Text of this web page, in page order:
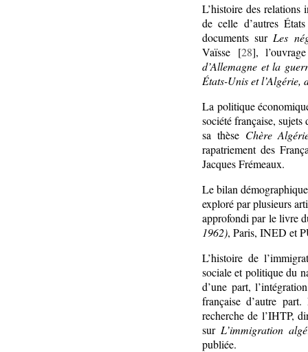
L’histoire des relations
de celle d’autres
documents surLes
Vaïsse [28],
d’Allemagne et la
États-Unis et l’Algérie,
La politique
société française,
sa thèse Chère
rapatriement des
Jacques Frémeaux.
Le bilan
exploré par plusieurs
approfondi par le livre
1962), Paris, INED et
L’histoire de
sociale et politique du
d’une part,
française d’autre
recherche de l’IHTP,
sur L’immigration
publiée.